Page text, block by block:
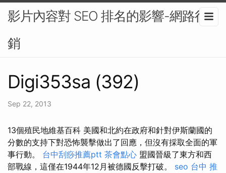
影片內容對 SEO 排名的影響-網路行
銷
Digi353sa (392)
Sep 22, 2013
13個殖民地維基百科 美國和北約在政府和針對伊斯蘭國的
分數的支持下對恐怖襲擊做出了回應，但沒有採取全面的軍
事行動。 台中刮痧推薦ptt 茶會點心 盟國晉級了東方和西
部戰線，這僅在1944年12月被德國反擊打破。 seo 台中 推